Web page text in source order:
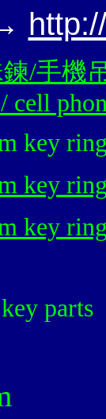
/手機
cell
key
key
key
parts